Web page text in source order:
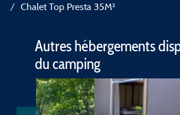
Chalet Top Presta 35M²
Autres hébergements
du camping